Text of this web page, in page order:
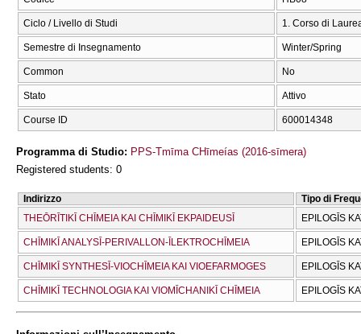
Ciclo / Livello di Studi 1. Corso di
Semestre di Insegnamento Winter/Spring
Common No
Stato Attivo
Course ID 600014348
Programma di Studio: PPS-Tmīma CΗīmeías (2016-sīmera)
Registered students: 0
Indirizzo
Tipo di
THEŌRĪTIKĪ CΗĪMEIA KAI CΗĪMIKĪ EKPAIDEUSĪ
EPILOGĪS
CΗĪMIKĪ ANALYSĪ-PERIVALLON-ĪLEKTROCΗĪMEIA EPILOGĪS
CΗĪMIKĪ SYNTHESĪ-VIOCΗĪMEIA KAI VIOEFARMOGES EPILOGĪS
CΗĪMIKĪ TECΗNOLOGIA KAI VIOMĪCΗANIKĪ CΗĪMEIA EPILOGĪS